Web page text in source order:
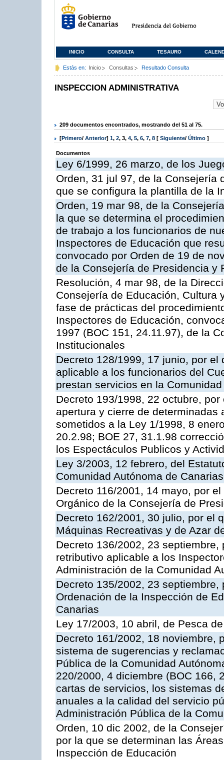
INICIO CONSULTA TESAURO
Estás en: Inicio Consultas Resultado Consulta
INSPECCION ADMINISTRATIVA
209 documentos encontrados, mostrando del 51 al 75.
[Primero/ Anterior] 1, 2, 3, 4, 5, 6, 7, 8 [ Siguiente/ Último ]
Documentos
Ley 6/1999, 26 marzo, de los
Orden, 31 jul 97, de la Consejería
que se configura la plantilla de la
Orden, 19 mar 98, de la
la que se determina el
de trabajo a los funcionarios de
Inspectores de Educación que
convocado por Orden de 19 de
de la Consejería de Presidencia y
Resolución, 4 mar 98, de la
Consejería de Educación, Cultura
fase de prácticas del
Inspectores de Educación,
1997 (BOC 151, 24.11.97), de la
Institucionales
Decreto 128/1999, 17 junio, por
aplicable a los funcionarios del
prestan servicios en la
Decreto 193/1998, 22 octubre,
apertura y cierre de
sometidos a la Ley 1/1998, 8
20.2.98; BOE 27, 31.1.98
los Espectáculos Publicos y
Ley 3/2003, 12 febrero, del
Comunidad Autónoma de Canarias
Decreto 116/2001, 14 mayo, por
Orgánico de la Consejería de
Decreto 162/2001, 30 julio, por el
Máquinas Recreativas y de Azar
Decreto 136/2002, 23
retributivo aplicable a los
Administración de la Comunidad
Decreto 135/2002, 23
Ordenación de la Inspección de
Canarias
Ley 17/2003, 10 abril, de Pesca
Decreto 161/2002, 18 noviembre,
sistema de sugerencias y
Pública de la Comunidad
220/2000, 4 diciembre (BOC 166,
cartas de servicios, los sistemas
anuales a la calidad del servicio
Administración Pública de la
Orden, 10 dic 2002, de la
por la que se determinan las
Inspección de Educación